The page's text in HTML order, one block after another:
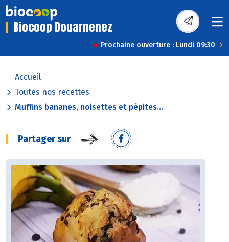
Biocoop Douarnenez
Prochaine ouverture : Lundi 09:30
Accueil
Toutes nos recettes
Muffins bananes, noisettes et pépites...
Partager sur